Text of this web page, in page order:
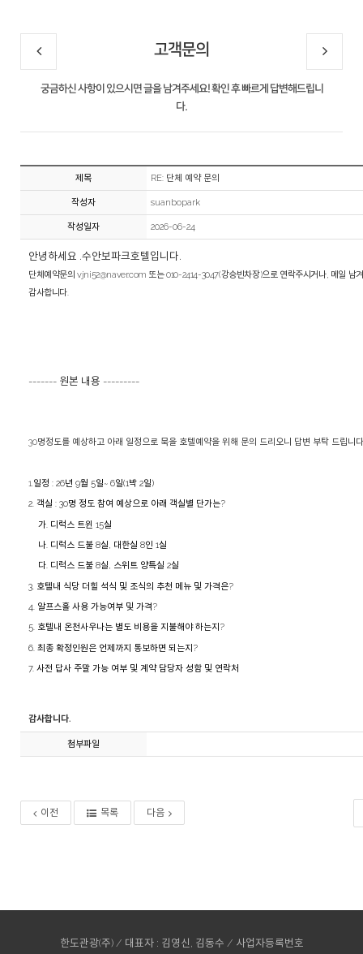
고객문의
궁금하신 사항이 있으시면 글을 남겨주세요! 확인 후 빠르게 답변해드립니
다.
제목 RE: 단체 예약 문의
작성자 suanbopark
작성일자 2026-06-24
안녕하세요 .수안보파크호텔입니다.
단체예약문의 vjni52@naver.com 또는 010-2414-3047(강승빈차장)으로 연락주시거나, 메일 남
감사합니다.
------- 원본 내용 ---------
30명정도를 예상하고 아래 일정으로 묵을 호텔예약을 위해 문의 드리오니 답변 부탁 드립니다
1.일정 : 26년 9월 5일~ 6일(1박 2일)
2. 객실 : 30명 정도 참여 예상으로 아래 객실별 단가는?
가. 디럭스 트윈 15실
나. 디럭스 드불 8실, 대한실 8인 1실
다. 디럭스 드불 8실, 스위트 양특실 2실
3. 호텔내 식당 더힐 석식 및 조식의 추천 메뉴 및 가격은?
4. 알프스홀 사용 가능여부 및 가격?
5. 호텔내 온천사우나는 별도 비용을 지불해야 하는지 ?
6. 최종 확정인원은 언제까지 통보하면 되는지 ?
7. 사전 답사 주말 가능 여부 및 계약 담당자 성함 및 연락처
감사합니다.
첨부파일
이전 목록 다음
한도관광(주) / 대표자 : 김영신, 김동수 / 사업자등록번호